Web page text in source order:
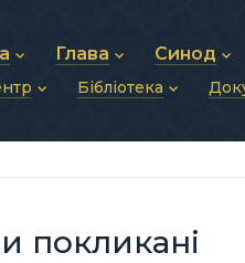
УГКЦ
Глава
Блаженніший Святослав
Фотографії
Синод
Синод
Бібліотека
Молитви
покликані